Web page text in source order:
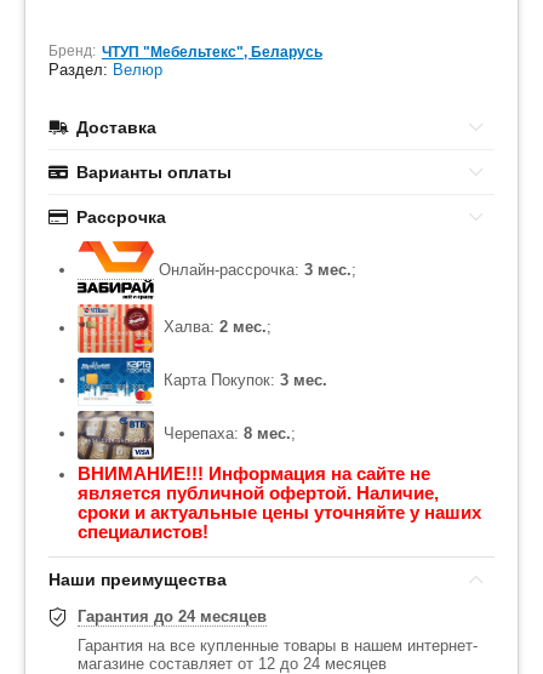
Бренд: ЧТУП "Мебельтекс", Беларусь
Раздел: Велюр
Доставка
Варианты оплаты
Рассрочка
Онлайн-рассрочка: 3 мес.;
Халва: 2 мес.;
Карта Покупок: 3 мес.
Черепаха: 8 мес.;
ВНИМАНИЕ!!! Информация на сайте не
является публичной офертой. Наличие,
сроки и актуальные цены уточняйте у наших
специалистов!
Наши преимущества
Гарантия до 24 месяцев
Гарантия на все купленные товары в нашем интернет-
магазине составляет от 12 до 24 месяцев